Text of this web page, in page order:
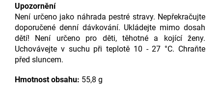
Upozornění
Není určeno jako náhrada pestré stravy. Nepřekračujte
doporučené denní dávkování. Ukládejte mimo dosah
dětí! Není určeno pro děti, těhotné a kojící ženy.
Uchovávejte v suchu při teplotě 10 - 27 °C. Chraňte
před sluncem.
Hmotnost obsahu: 55,8 g